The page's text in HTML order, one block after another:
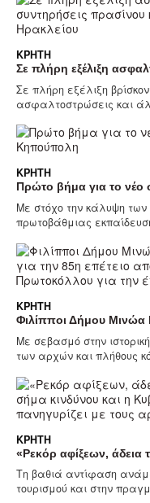
ΚΡΉΤΗ
Σε πλήρη εξέλιξη
Σε πλήρη εξέλιξη
ασφαλτοστρώσεις και
ΚΡΉΤΗ
Πρώτο βήμα για το νέο
Με στόχο την κάλυψη
πρωτοβάθμιας
ΚΡΉΤΗ
Φιλίπποι Δήμου
Με σεβασμό στην
των αρχών και πλήθους
ΚΡΉΤΗ
«Ρεκόρ αφίξεων, άδεια
Τη βαθιά αντίφαση
τουρισμού και στην